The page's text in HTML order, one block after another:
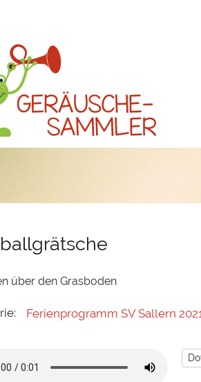
über den Grasboden
Ferienprogramm SV Sallern